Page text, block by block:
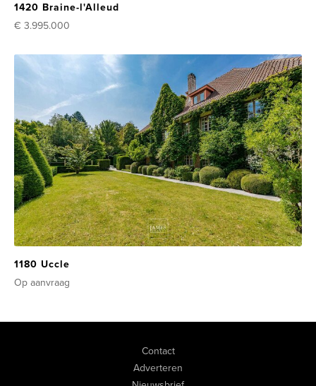
1420 Braine-l'Alleud
€ 3.995.000
1180 Uccle
Op aanvraag
Contact
Adverteren